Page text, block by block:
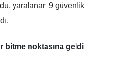
Niğde
Ordu
Rize
yaralanan 9 güvenlik
bitme noktasına geldi